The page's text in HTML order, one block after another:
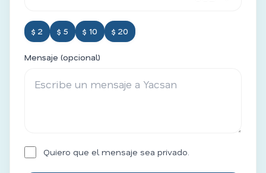
$ 2 $ 5 $ 10 $ 20
Mensaje (opcional)
Quiero que el mensaje sea privado.